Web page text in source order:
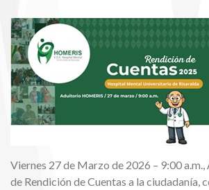
Viernes 27 de Marzo de 2026 – 9:00
de Rendición de Cuentas a la ciudadanía,